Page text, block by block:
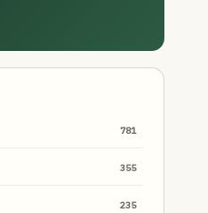
781
355
235